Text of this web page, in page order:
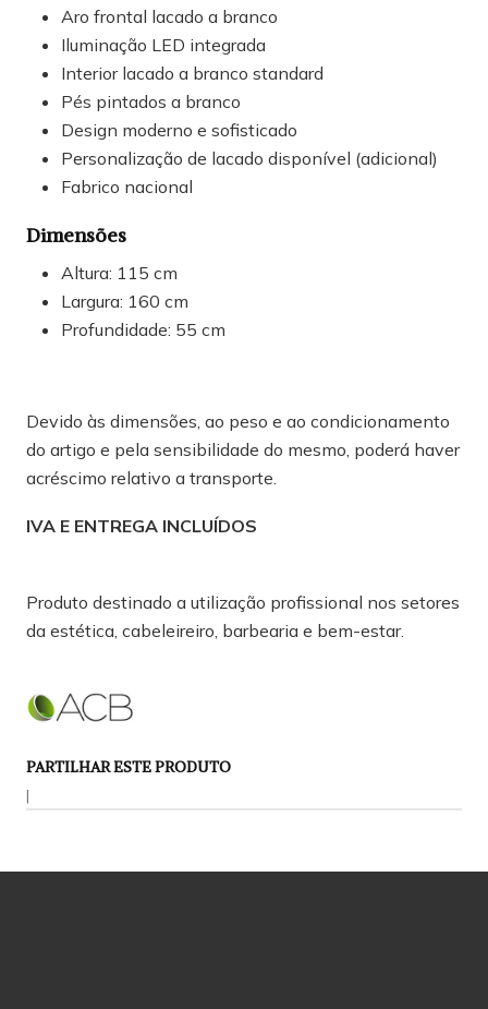
Aro frontal lacado a branco
Iluminação LED integrada
Interior lacado a branco standard
Pés pintados a branco
Design moderno e sofisticado
Personalização de lacado disponível (adicional)
Fabrico nacional
Dimensões
Altura: 115 cm
Largura: 160 cm
Profundidade: 55 cm
Devido às dimensões, ao peso e ao condicionamento
do artigo e pela sensibilidade do mesmo, poderá haver
acréscimo relativo a transporte.
IVA E ENTREGA INCLUÍDOS
Produto destinado a utilização profissional nos setores
da estética, cabeleireiro, barbearia e bem-estar.
PARTILHAR ESTE PRODUTO
|